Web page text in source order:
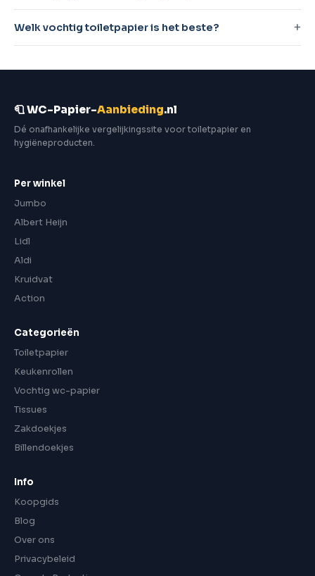
Welk vochtig toiletpapier is het beste?
🧻 WC-Papier-Aanbieding.nl
Dé onafhankelijke vergelijkingssite voor toiletpapier en
hygiëneproducten.
Per winkel
Jumbo
Albert Heijn
Lidl
Aldi
Kruidvat
Action
Categorieën
Toiletpapier
Keukenrollen
Vochtig wc-papier
Tissues
Zakdoekjes
Billendoekjes
Info
Koopgids
Blog
Over ons
Privacybeleid